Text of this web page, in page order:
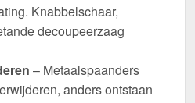
Knabbelschaar,
decoupeerzaag
– Metaalspaanders
anders ontstaan